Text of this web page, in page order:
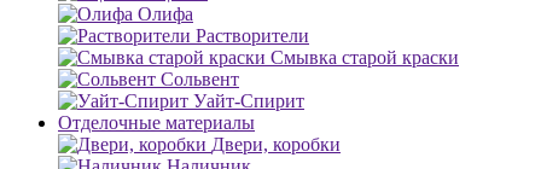
Олифа
Растворители
Смывка старой краски
Сольвент
Уайт-Спирит
Отделочные материалы
Двери, коробки